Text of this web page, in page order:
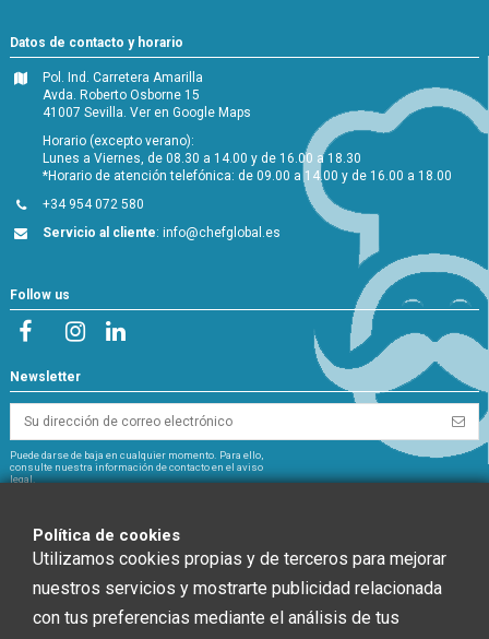
Datos de contacto y horario
Pol. Ind. Carretera Amarilla
Avda. Roberto Osborne 15
41007 Sevilla.Ver en Google Maps
Horario (excepto verano):
Lunes a Viernes, de 08.30 a 14.00 y de 16.00 a 18.30
*Horario de atención telefónica: de 09.00 a 14.00 y de 16.00 a 18.00
+34 954 072 580
Servicio al cliente:info@chefglobal.es
Follow us
Newsletter
Puede darse de baja en cualquier momento. Para ello,
consulte nuestra información de contacto en el aviso
legal.
Política de cookies
Utilizamos cookies propias y de terceros para mejorar
nuestros servicios y mostrarte publicidad relacionada
con tus preferencias mediante el análisis de tus